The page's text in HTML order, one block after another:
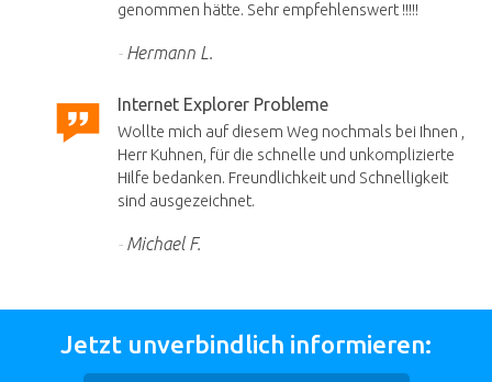
genommen hätte. Sehr empfehlenswert !!!!!
Hermann L.
Internet Explorer Probleme
Wollte mich auf diesem Weg nochmals bei Ihnen ,
Herr Kuhnen, für die schnelle und unkomplizierte
Hilfe bedanken. Freundlichkeit und Schnelligkeit
sind ausgezeichnet.
Michael F.
Jetzt unverbindlich informieren: